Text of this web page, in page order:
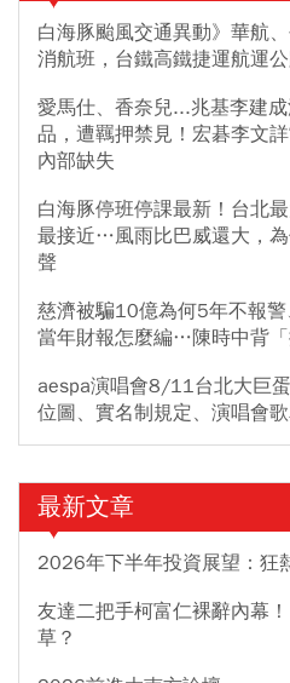
白海豚颱風交通異動》華航
消航班，台鐵高鐵捷運航運
愛馬仕、香奈兒...兆基李建
品，遭羈押禁見！宏碁李文
內部缺失
白海豚停班停課最新！台北
最接近…風雨比巴威還大，
聲
慈濟被騙10億為何5年不報警
當年財報怎麼編…陳時中背
aespa演唱會8/11台北大巨
位圖、實名制規定、演唱會
最新文章
2026年下半年投資展望：狂
友達二把手柯富仁裸辭內幕
草？